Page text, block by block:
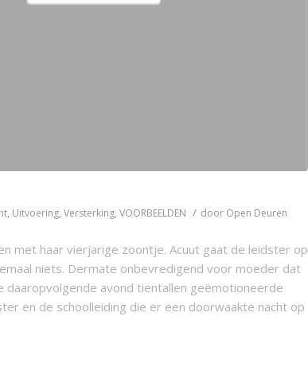
, Uitvoering, Versterking, VOORBEELDEN / door Open Deuren
met haar vierjarige zoontje. Acuut gaat de leidster op
niets. Dermate onbevredigend voor moeder dat
daaropvolgende avond tientallen geëmotioneerde
en de schoolleiding die er een doorwaakte nacht op